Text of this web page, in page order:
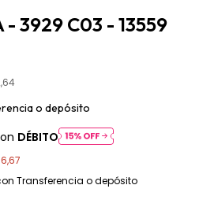
- 3929 C03 - 13559
o depósito
DÉBITO
Transferencia o depósito